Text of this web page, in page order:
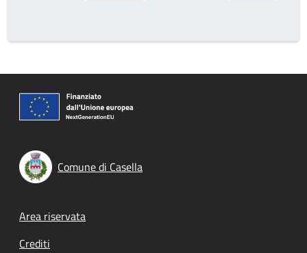
Comune di Casella
Footer menu
Area riservata
Crediti